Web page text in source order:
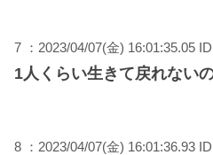
7 ：2023/04/07(金) 16:01:35.05
1人くらい生きて戻れない
8 ：2023/04/07(金) 16:01:36.93